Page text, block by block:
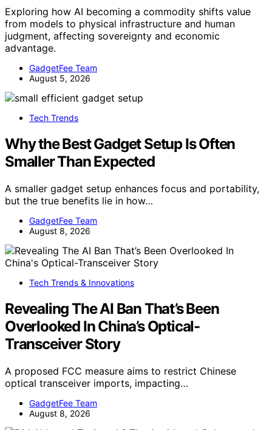
Exploring how AI becoming a commodity shifts value
from models to physical infrastructure and human
judgment, affecting sovereignty and economic
advantage.
GadgetFee Team
August 5, 2026
Tech Trends
Why the Best Gadget Setup Is Often
Smaller Than Expected
A smaller gadget setup enhances focus and portability,
but the true benefits lie in how…
GadgetFee Team
August 8, 2026
Tech Trends & Innovations
Revealing The AI Ban That’s Been
Overlooked In China’s Optical-
Transceiver Story
A proposed FCC measure aims to restrict Chinese
optical transceiver imports, impacting…
GadgetFee Team
August 8, 2026